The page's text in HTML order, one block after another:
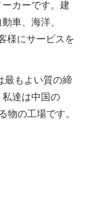
カーです。建
車、海洋、
様にサービスを
最もよい質の締
達は中国の
物の工場です。